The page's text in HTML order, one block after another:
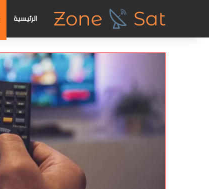
الرئيسية